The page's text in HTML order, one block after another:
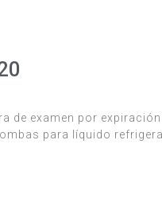
de examen por
para líquido